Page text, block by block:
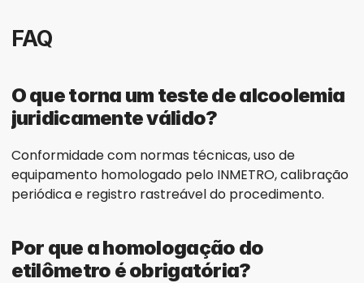
FAQ
O que torna um teste de alcoolemia
juridicamente válido?
Conformidade com normas técnicas, uso de
equipamento homologado pelo INMETRO, calibração
periódica e registro rastreável do procedimento.
Por que a homologação do
etilômetro é obrigatória?